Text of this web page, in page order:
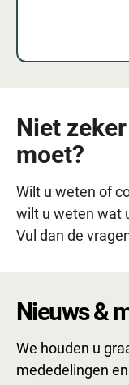
Niet
moet?
Wilt u weten of
wilt u weten wat
Vul dan de
Nieuws &
We houden u
mededelingen